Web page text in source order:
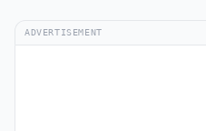
ADVERTISEMENT